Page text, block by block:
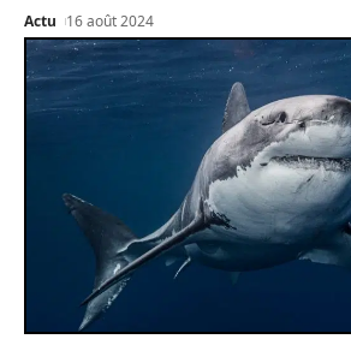
Actu 16 août 2024